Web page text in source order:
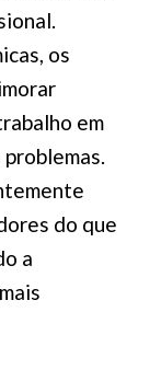
os
em
do que
a